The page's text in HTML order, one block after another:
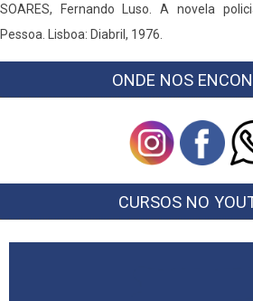
SOARES, Fernando Luso. A novela
Pessoa. Lisboa: Diabril, 1976.
ONDE NOS
CURSOS NO